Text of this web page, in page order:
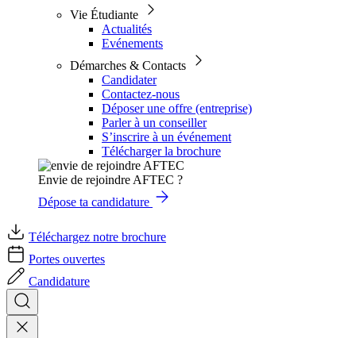
Vie Étudiante
Actualités
Evénements
Démarches & Contacts
Candidater
Contactez-nous
Déposer une offre (entreprise)
Parler à un conseiller
S’inscrire à un événement
Télécharger la brochure
Envie de rejoindre AFTEC ?
Dépose ta candidature
Téléchargez notre brochure
Portes ouvertes
Candidature